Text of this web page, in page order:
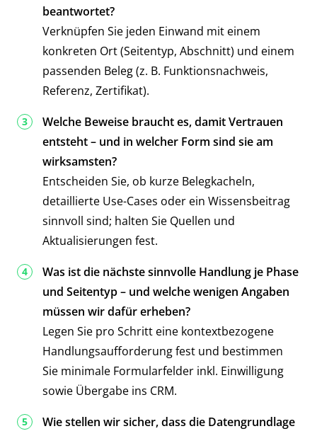
beantwortet?
Verknüpfen Sie jeden Einwand mit einem
konkreten Ort (Seitentyp, Abschnitt) und einem
passenden Beleg (z. B. Funktionsnachweis,
Referenz, Zertifikat).
Welche Beweise braucht es, damit Vertrauen
entsteht – und in welcher Form sind sie am
wirksamsten?
Entscheiden Sie, ob kurze Belegkacheln,
detaillierte Use-Cases oder ein Wissensbeitrag
sinnvoll sind; halten Sie Quellen und
Aktualisierungen fest.
Was ist die nächste sinnvolle Handlung je Phase
und Seitentyp – und welche wenigen Angaben
müssen wir dafür erheben?
Legen Sie pro Schritt eine kontextbezogene
Handlungsaufforderung fest und bestimmen
Sie minimale Formularfelder inkl. Einwilligung
sowie Übergabe ins CRM.
Wie stellen wir sicher, dass die Datengrundlage